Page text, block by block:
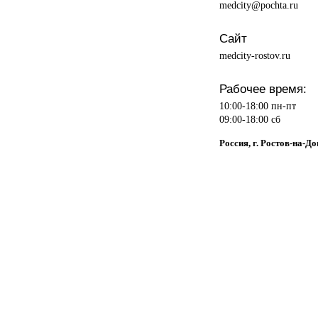
medcity@pochta.ru
Сайт
medcity-rostov.ru
Рабочее время:
10:00-18:00 пн-пт
09:00-18:00 сб
Россия, г. Ростов-на-